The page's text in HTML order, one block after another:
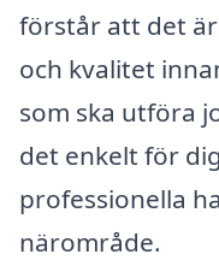
förstår att det
och kvalitet
som ska utföra
det enkelt för
professionella
närområde.